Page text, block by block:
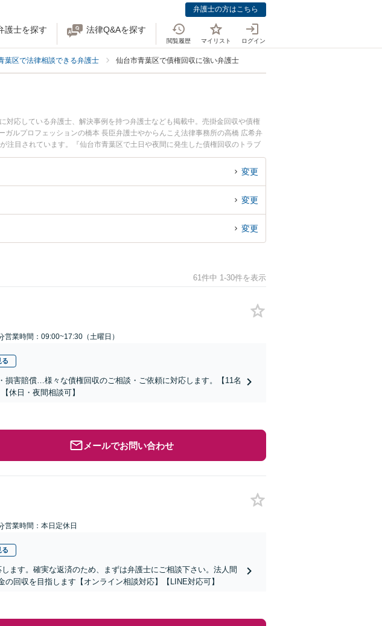
弁護士の方はこちら
護士を探す 法律Q&Aを探す
閲覧履歴 マイリスト ログイン
葉区で法律相談できる弁護士 仙台市青葉区で債権回収に強い弁護士
応している弁護士、解決事例を持つ弁護士なども掲載中。売掛金回収や債権
ルプロフェッションの橋本 長臣弁護士やからんこえ法律事務所の高橋 広希弁
目されています。『仙台市青葉区で土日や夜間に発生した債権回収のトラブ
い』『初回相談無料で債権回収を法律相談できる仙台市青葉区内の弁護士に相
変更
変更
変更
61件中 1-30件を表示
営業時間：09:00~17:30（土曜日）
る
損害賠償…様々な債権回収のご相談・ご依頼に対応します。【11名
休日・夜間相談可】
メールでお問い合わせ
営業時間：本日定休日
る
ます。確実な返済のため、まずは弁護士にご相談下さい。法人間
回収を目指します【オンライン相談対応】【LINE対応可】